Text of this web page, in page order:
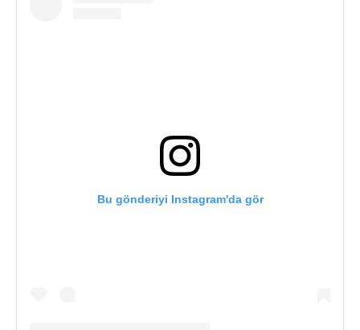
Bu gönderiyi Instagram'da gör